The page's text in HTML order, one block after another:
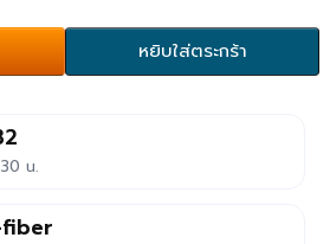
หยิบใส่ตระกร้า
น.
fiber